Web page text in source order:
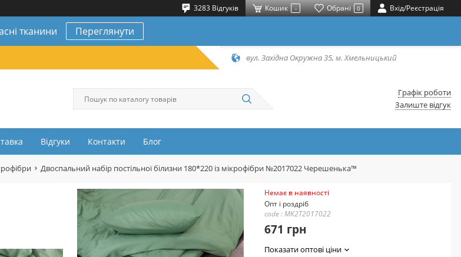
3283 Відгуків Кошик - Обрані 0 Вхід/Реєстрація
тканини Переглянути
вул. Західна Окружна 35, м. Хмельницький
Графік роботи
Залиште відгук
Відгуки Контакти Блог
Двоспальний набір постільної білизни 180*220 із мікрофібри №2017022 Черешенька™
Немає в наявності
Опт і роздріб
code : MK2T2017022
671 грн
Показати оптові ціни